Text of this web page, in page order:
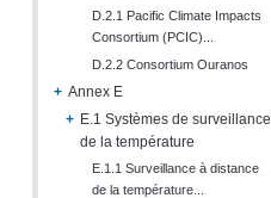
D.2.1 Pacific Climate Impacts
Consortium (PCIC)...
D.2.2 Consortium Ouranos
+ Annex E
+ E.1 Systèmes de surveillance
de la température
E.1.1 Surveillance à distance
de la température...